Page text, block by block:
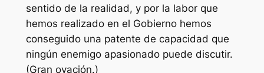
sentido de la realidad, y por la labor que
hemos realizado en el Gobierno hemos
conseguido una patente de capacidad que
ningún enemigo apasionado puede discutir.
(Gran ovación.)